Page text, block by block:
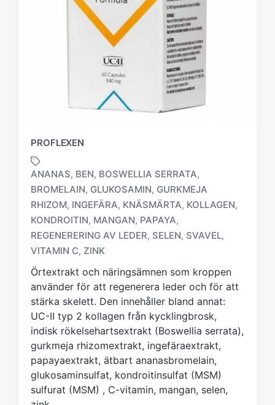
PROFLEXEN
ä
r
k
t
m
e
d
ANANAS, BEN, BOSWELLIA SERRATA,
BROMELAIN, GLUKOSAMIN, GURKMEJA
RHIZOM, INGEFÄRA, KNÄSMÄRTA, KOLLAGEN,
KONDROITIN, MANGAN, PAPAYA,
REGENERERING AV LEDER, SELEN, SVAVEL,
VITAMIN C, ZINK
Örtextrakt och näringsämnen som kroppen
använder för att regenerera leder och för att
stärka skelett. Den innehåller bland annat:
UC-II typ 2 kollagen från kycklingbrosk,
indisk rökelsehartsextrakt (Boswellia serrata),
gurkmeja rhizomextrakt, ingefäraextrakt,
papayaextrakt, ätbart ananasbromelain,
glukosaminsulfat, kondroitinsulfat (MSM)
sulfurat (MSM) , C-vitamin, mangan, selen,